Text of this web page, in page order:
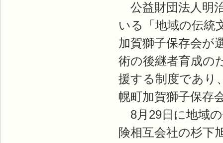
公益財団法人明
いる「地域の伝統
加賀獅子保存会が
術の後継者育成の
援する制度であり
幌町加賀獅子保存
8月29日に地域
険相互会社の杉下